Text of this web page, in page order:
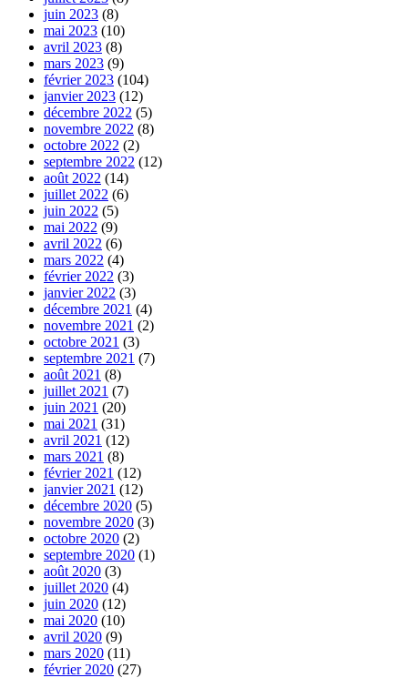
juin 2023 (8)
mai 2023 (10)
avril 2023 (8)
mars 2023 (9)
février 2023 (104)
janvier 2023 (12)
décembre 2022 (5)
novembre 2022 (8)
octobre 2022 (2)
septembre 2022 (12)
août 2022 (14)
juillet 2022 (6)
juin 2022 (5)
mai 2022 (9)
avril 2022 (6)
mars 2022 (4)
février 2022 (3)
janvier 2022 (3)
décembre 2021 (4)
novembre 2021 (2)
octobre 2021 (3)
septembre 2021 (7)
août 2021 (8)
juillet 2021 (7)
juin 2021 (20)
mai 2021 (31)
avril 2021 (12)
mars 2021 (8)
février 2021 (12)
janvier 2021 (12)
décembre 2020 (5)
novembre 2020 (3)
octobre 2020 (2)
septembre 2020 (1)
août 2020 (3)
juillet 2020 (4)
juin 2020 (12)
mai 2020 (10)
avril 2020 (9)
mars 2020 (11)
février 2020 (27)